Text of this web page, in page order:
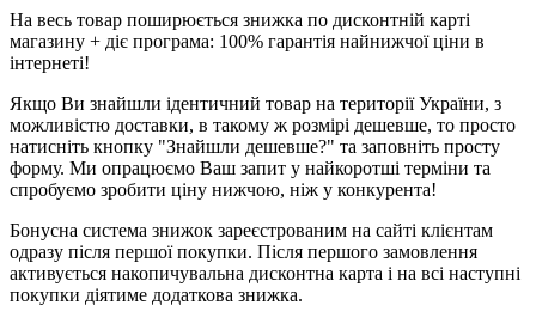
На весь товар поширюється знижка по дисконтній карті
магазину + діє програма: 100% гарантія найнижчої ціни в
інтернеті!
Якщо Ви знайшли ідентичний товар на території України, з
можливістю доставки, в такому ж розмірі дешевше, то просто
натисніть кнопку "Знайшли дешевше?" та заповніть просту
форму. Ми опрацюємо Ваш запит у найкоротші терміни та
спробуємо зробити ціну нижчою, ніж у конкурента!
Бонусна система знижок зареєстрованим на сайті клієнтам
одразу після першої покупки. Після першого замовлення
активується накопичувальна дисконтна карта і на всі наступні
покупки діятиме додаткова знижка.